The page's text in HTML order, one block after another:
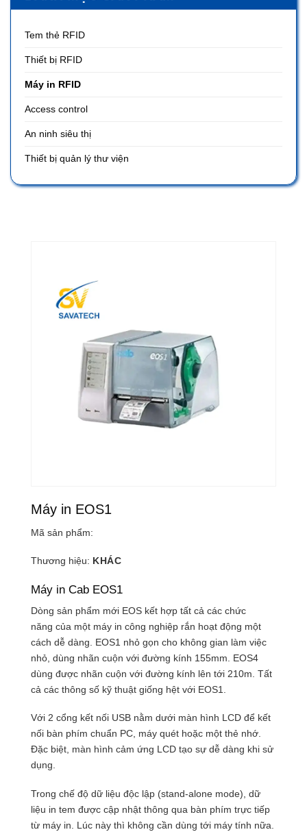
Tem thẻ RFID
Thiết bị RFID
Máy in RFID
Access control
An ninh siêu thị
Thiết bị quản lý thư viện
Máy in EOS1
Mã sản phẩm:
Thương hiệu: KHÁC
Máy in Cab EOS1
Dòng sản phẩm mới EOS kết hợp tất cả các chức
năng của một máy in công nghiệp rắn hoạt động một
cách dễ dàng. EOS1 nhỏ gọn cho không gian làm việc
nhỏ, dùng nhãn cuộn với đường kính 155mm. EOS4
dùng được nhãn cuộn với đường kính lên tới 210m. Tất
cả các thông số kỹ thuật giống hệt với EOS1.
Với 2 cổng kết nối USB nằm dưới màn hình LCD để kết
nối bàn phím chuẩn PC, máy quét hoặc một thẻ nhớ.
Đặc biệt, màn hình cảm ứng LCD tạo sự dễ dàng khi sử
dụng.
Trong chế độ dữ liệu độc lập (stand-alone mode), dữ
liệu in tem được cập nhật thông qua bàn phím trực tiếp
từ máy in. Lúc này thì không cần dùng tới máy tính nữa.